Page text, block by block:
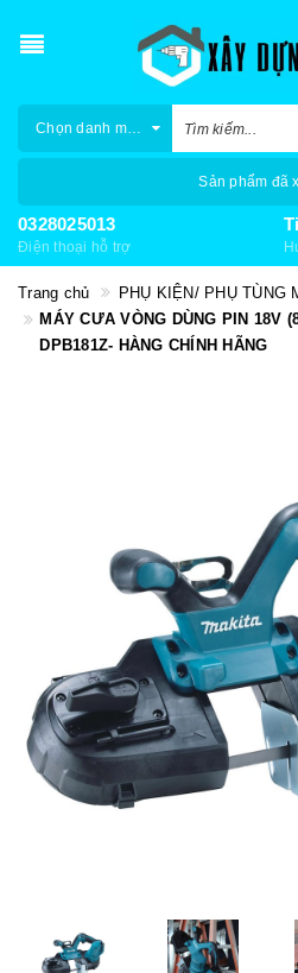
Chọn danh mục
Sản phẩm đã
0328025013
Điện thoại hỗ trợ
Trang chủ
PHỤ KIỆN/ PHỤ TÙNG
MÁY CƯA VÒNG DÙNG PIN 18V
DPB181Z- HÀNG CHÍNH HÃNG